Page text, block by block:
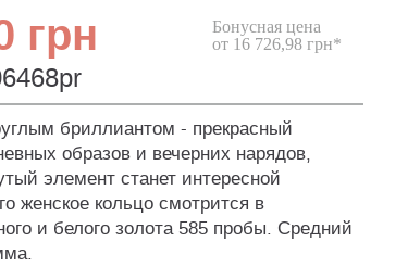
грн
Бонусная цена
от 16 726,98 грн*
бриллиантом - прекрасный
образов и вечерних нарядов,
элемент станет интересной
женское кольцо смотрится в
и белого золота 585 пробы. Средний